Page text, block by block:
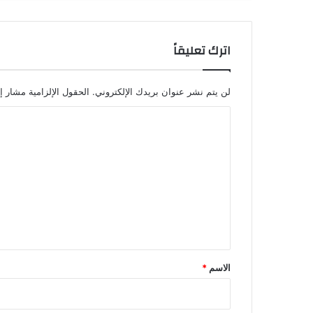
اترك تعليقاً
لن يتم نشر عنوان بريدك الإلكتروني. الحقول الإلزامية مشار
*
الاسم *